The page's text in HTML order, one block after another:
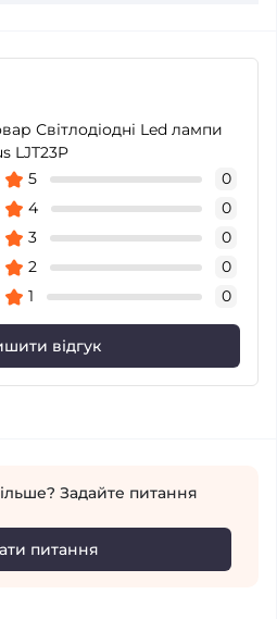
Світлодіодні Led лампи
LJT23P
5
0
4
0
3
0
2
0
1
0
відгук
Задайте питання
питання